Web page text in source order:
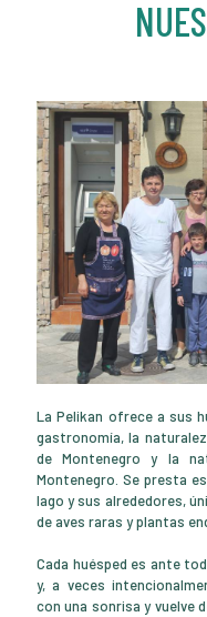
La Pelikan ofrece a sus
gastronomía, la
de Montenegro y la
Montenegro. Se presta
lago y sus alrededores,
de aves raras y plantas
Cada huésped es ante
y, a veces
con una sonrisa y vuelve